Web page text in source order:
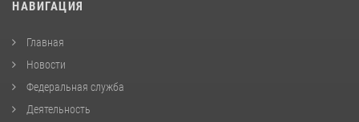
НАВИГАЦИЯ
Главная
Новости
Федеральная служба
Деятельность